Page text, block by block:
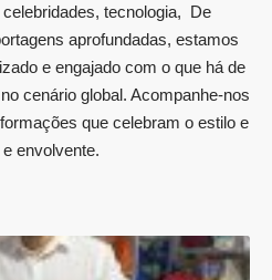
tecnologia, De
aprofundadas, estamos
e engajado com o que há de
cenário global. Acompanhe-nos
que celebram o estilo e
envolvente.